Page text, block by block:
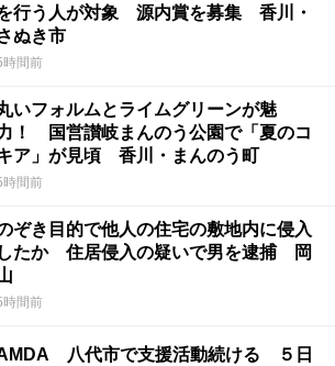
行う人が対象 源内賞を募集 香川・
ぬき市
時間前
いフォルムとライムグリーンが魅
！ 国営讃岐まんのう公園で「夏のコ
ア」が見頃 香川・まんのう町
時間前
ぞき目的で他人の住宅の敷地内に侵入
したか 住居侵入の疑いで男を逮捕 岡
時間前
八代市で支援活動続ける ５日